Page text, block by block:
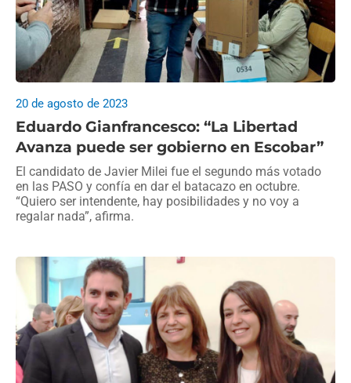
Eduardo Gianfrancesco: “La Libertad
Avanza puede ser gobierno en Escobar”
20 de agosto de 2023
El candidato de Javier Milei fue el segundo más votado
en las PASO y confía en dar el batacazo en octubre.
“Quiero ser intendente, hay posibilidades y no voy a
regalar nada”, afirma.